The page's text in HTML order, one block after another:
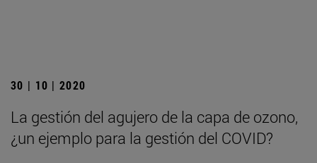
30 | 10 | 2020
La gestión del agujero de la capa de ozono,
¿un ejemplo para la gestión del COVID?